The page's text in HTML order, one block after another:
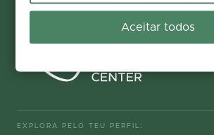
EXPLORA PELO TEU PERFIL:
Aceitar todos